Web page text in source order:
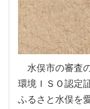
水俣市の審査
環境ＩＳＯ認定
ふるさと水俣を